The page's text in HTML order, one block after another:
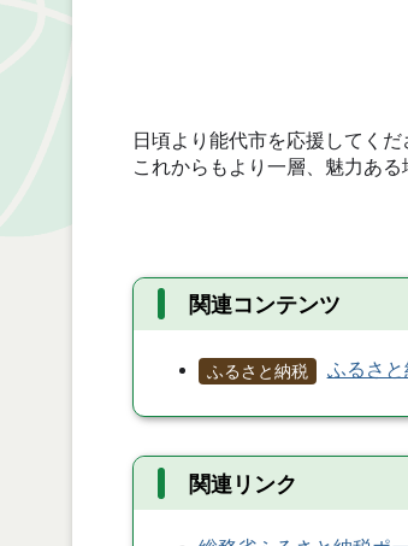
日頃より能代市を応援してく
これからもより一層、魅力あ
関連コンテンツ
ふるさと納税 ふるさ
関連リンク